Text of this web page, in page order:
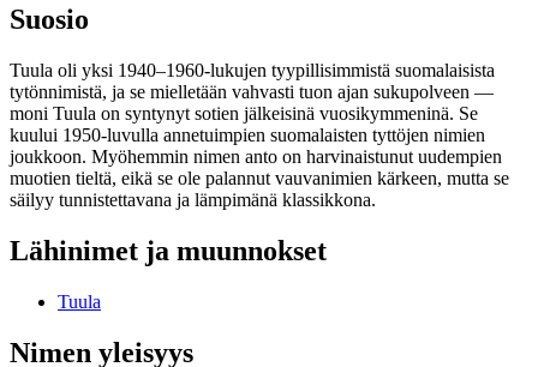
Suosio
Tuula oli yksi 1940–1960-lukujen tyypillisimmistä suomalaisista
tytönnimistä, ja se mielletään vahvasti tuon ajan sukupolveen —
moni Tuula on syntynyt sotien jälkeisinä vuosikymmeninä. Se
kuului 1950-luvulla annetuimpien suomalaisten tyttöjen nimien
joukkoon. Myöhemmin nimen anto on harvinaistunut uudempien
muotien tieltä, eikä se ole palannut vauvanimien kärkeen, mutta se
säilyy tunnistettavana ja lämpimänä klassikkona.
Lähinimet ja muunnokset
Tuula
Nimen yleisyys